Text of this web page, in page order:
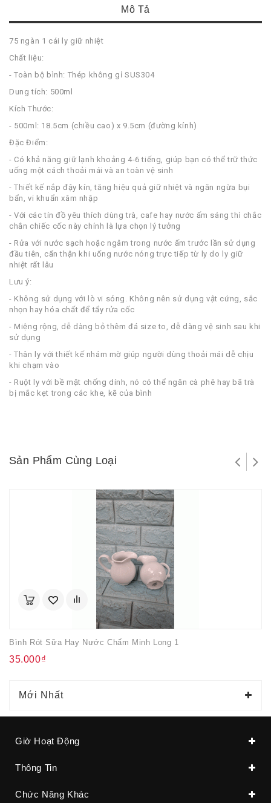
Mô Tả
75 ngàn 1 cái ly giữ nhiệt
Chất liệu:
- Toàn bộ bình: Thép không gỉ SUS304
Dung tích: 500ml
Kích Thước:
- 500ml: 18.5cm (chiều cao) x 9.5cm (đường kính)
Đặc Điểm:
- Có khả năng giữ lạnh khoảng 4-6 tiếng, giúp bạn có thể trữ thức
uống một cách thoải mái và an toàn vệ sinh
- Thiết kế nắp đậy kín, tăng hiệu quả giữ nhiệt và ngăn ngừa bụi
bẩn, vi khuẩn xâm nhập
- Với các tín đồ yêu thích dùng trà, cafe hay nước ấm sáng thì chắc
chắn chiếc cốc này chính là lựa chọn lý tưởng
- Rửa với nước sạch hoặc ngâm trong nước ấm trước lần sử dụng
đầu tiên, cẩn thận khi uống nước nóng trực tiếp từ ly do ly giữ
nhiệt rất lâu
Lưu ý:
- Không sử dụng với lò vi sóng. Không nên sử dụng vật cứng, sắc
nhọn hay hóa chất để tẩy rửa cốc
- Miệng rộng, dễ dàng bỏ thêm đá size to, dễ dàng vệ sinh sau khi
sử dụng
- Thân ly với thiết kế nhám mờ giúp người dùng thoải mái dễ chịu
khi chạm vào
- Ruột ly với bề mặt chống dính, nó có thể ngăn cà phê hay bã trà
bị mắc kẹt trong các khe, kẽ của bình
Sản Phẩm Cùng Loại
Bình Rót Sữa Hay Nước Chấm Minh Long 1
35.000₫
Mới Nhất
Giờ Hoạt Động
Thông Tin
Chức Năng Khác